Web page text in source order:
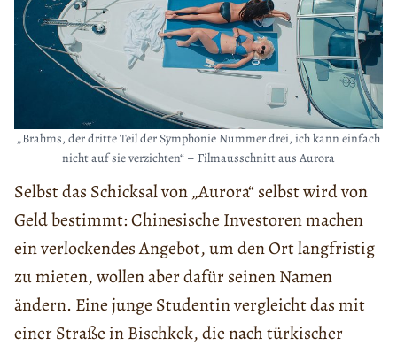
„Brahms, der dritte Teil der Symphonie Nummer drei, ich kann einfach
nicht auf sie verzichten“ – Filmausschnitt aus Aurora
Selbst das Schicksal von „Aurora“ selbst wird von
Geld bestimmt: Chinesische Investoren machen
ein verlockendes Angebot, um den Ort langfristig
zu mieten, wollen aber dafür seinen Namen
ändern. Eine junge Studentin vergleicht das mit
einer Straße in Bischkek, die nach türkischer